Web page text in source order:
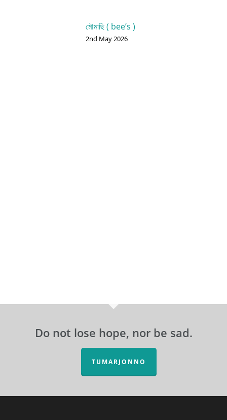
মৌমাছি ( bee’s )
2nd May 2026
Do not lose hope, nor be sad.
TUMARJONNO